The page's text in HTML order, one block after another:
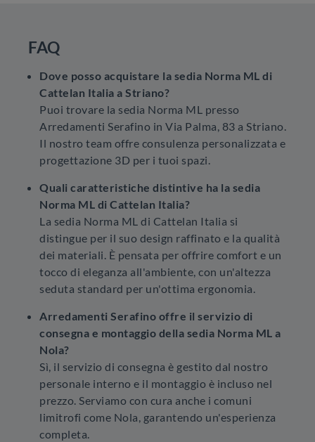
FAQ
Dove posso acquistare la sedia Norma ML di
Cattelan Italia a Striano?
Puoi trovare la sedia Norma ML presso
Arredamenti Serafino in Via Palma, 83 a Striano.
Il nostro team offre consulenza personalizzata e
progettazione 3D per i tuoi spazi.
Quali caratteristiche distintive ha la sedia
Norma ML di Cattelan Italia?
La sedia Norma ML di Cattelan Italia si
distingue per il suo design raffinato e la qualità
dei materiali. È pensata per offrire comfort e un
tocco di eleganza all'ambiente, con un'altezza
seduta standard per un'ottima ergonomia.
Arredamenti Serafino offre il servizio di
consegna e montaggio della sedia Norma ML a
Nola?
Sì, il servizio di consegna è gestito dal nostro
personale interno e il montaggio è incluso nel
prezzo. Serviamo con cura anche i comuni
limitrofi come Nola, garantendo un'esperienza
completa.